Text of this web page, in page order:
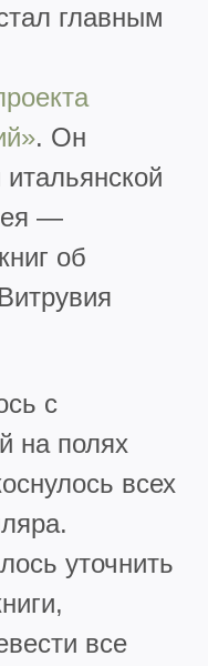
главным
. Он
—
об
с
на полях
всех
уточнить
все